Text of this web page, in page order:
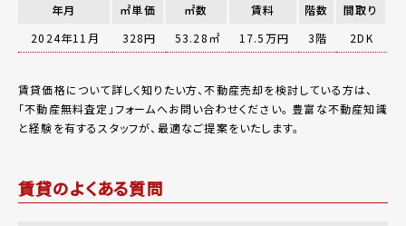
年月 ㎡単価 ㎡数 賃料 階数
間取り
2024年11月
328円 53.28㎡ 17.5万円 3階 2DK
賃貸価格について詳しく知りたい方、不動産売却を検討している方は、
「不動産無料査定 」フォームへお問い合わせください。 豊富な不動産知識
と経験を有するスタッフが、最適なご提案をいたします。
賃貸のよくある質問